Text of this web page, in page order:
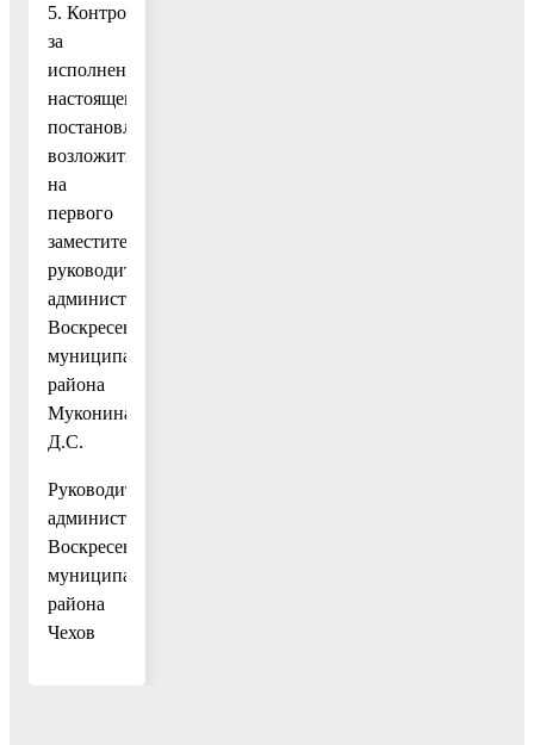
5. Контроль
за
исполнением
настоящего
постановления
возложить
на
первого
заместителя
руководителя
администрации
Воскресенского
муниципального
района
Муконина
Д.С.
Руководитель
администрации
Воскресенского
муниципального
района В.В.
Чехов